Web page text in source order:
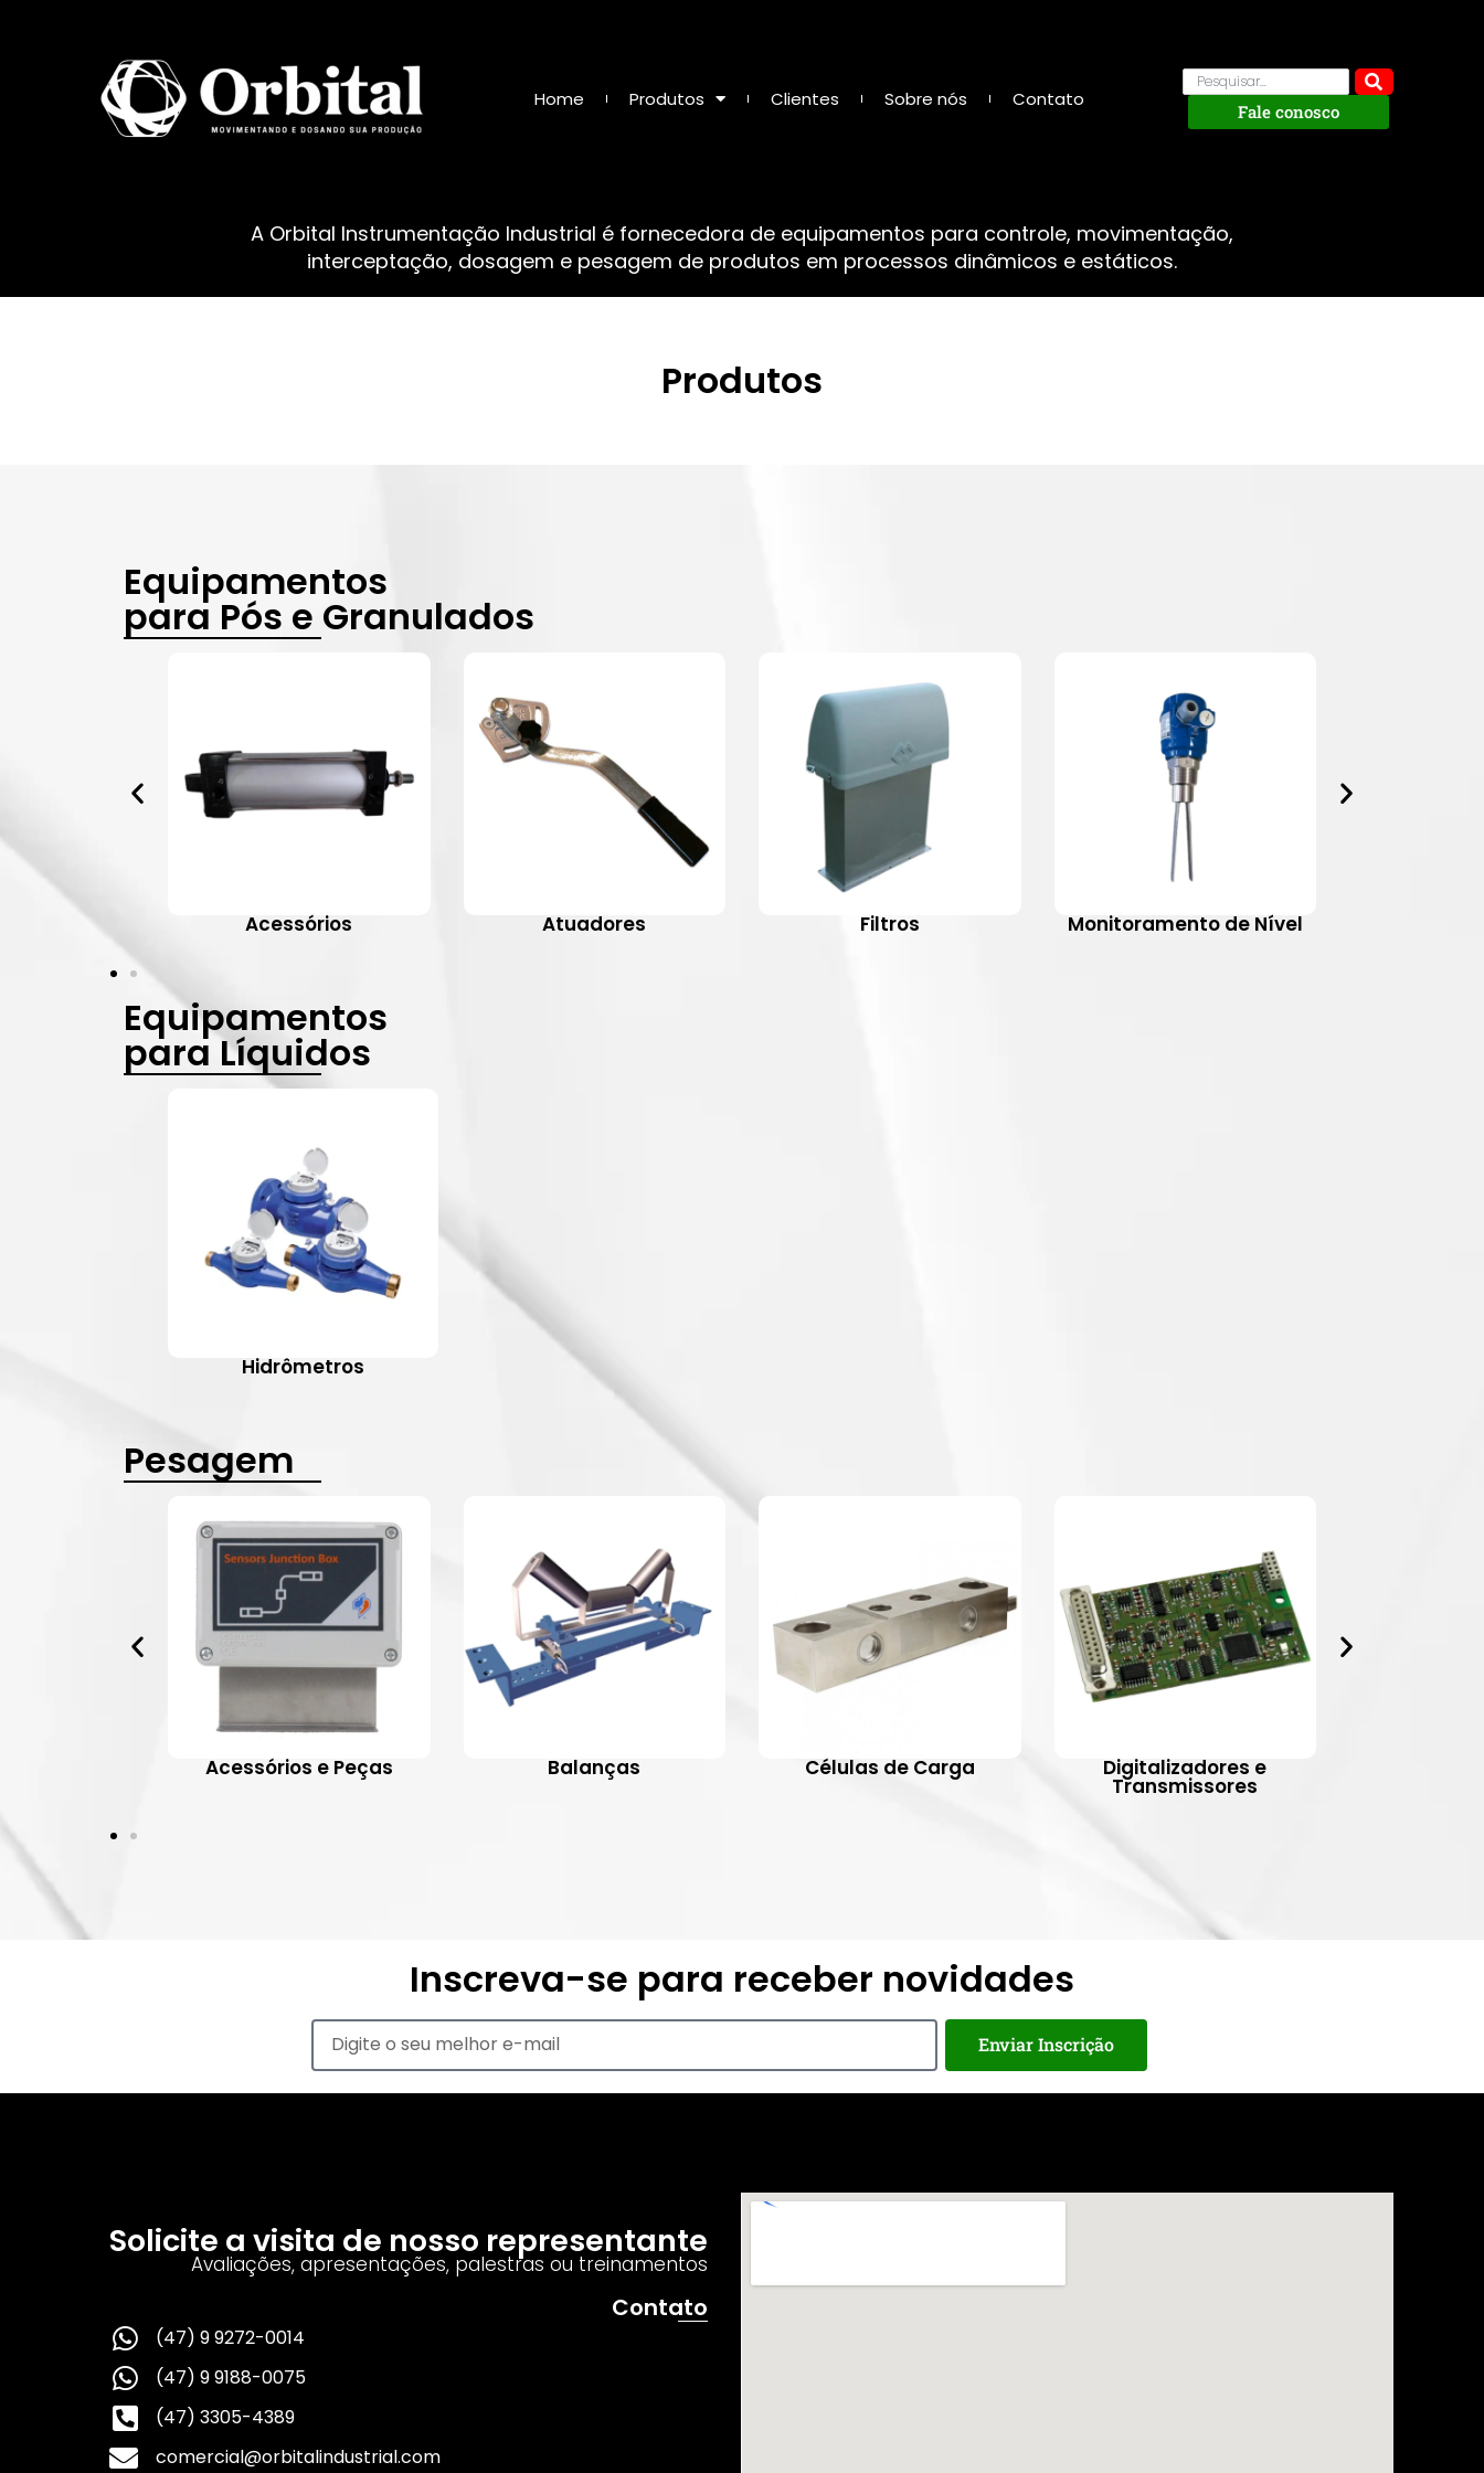
Home Produtos Clientes Sobre nós Contato
Fale conosco
A Orbital Instrumentação Industrial é fornecedora de equipamentos para controle, movimentação,
interceptação, dosagem e pesagem de produtos em processos dinâmicos e estáticos.
Produtos
Equipamentos
para Pós e Granulados
Acessórios Atuadores Filtros Monitoramento de Nível
Equipamentos
para Líquidos
Hidrômetros
Pesagem
Acessórios e Peças Balanças Células de Carga Digitalizadores e
Transmissores
Inscreva-se para receber novidades
Enviar Inscrição
Solicite a visita de nosso representante
Avaliações, apresentações, palestras ou treinamentos
Contato
(47) 9 9272-0014
(47) 9 9188-0075
(47) 3305-4389
comercial@orbitalindustrial.com